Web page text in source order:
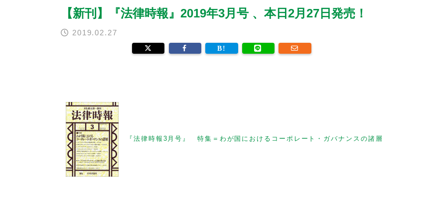
【新刊】『法律時報』2019年3月号 、本日2月27日発売！
2019.02.27
『法律時報3月号』 特集＝わが国におけるコーポレート・ガバナンスの諸層